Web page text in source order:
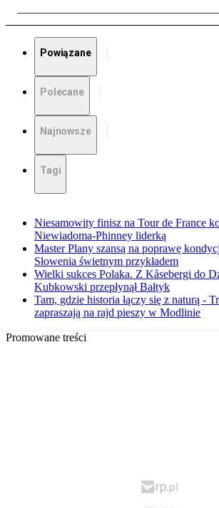
Powiązane
Polecane
Najnowsze
Tagi
Niesamowity finisz na Tour de France
Niewiadoma-Phinney liderką
Master Plany szansą na poprawę
Słowenia świetnym przykładem
Wielki sukces Polaka. Z Kåsebergi do
Kubkowski przepłynął Bałtyk
Tam, gdzie historia łączy się z naturą -
zapraszają na rajd pieszy w Modlinie
Promowane treści